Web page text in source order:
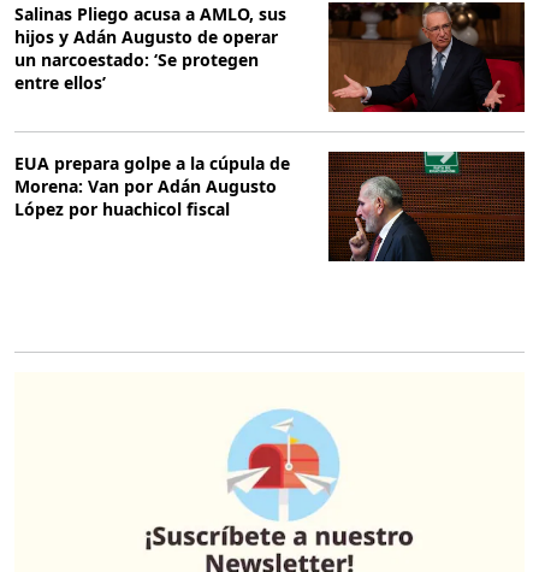
Salinas Pliego acusa a AMLO, sus
hijos y Adán Augusto de operar
un narcoestado: ‘Se protegen
entre ellos’
EUA prepara golpe a la cúpula de
Morena: Van por Adán Augusto
López por huachicol fiscal